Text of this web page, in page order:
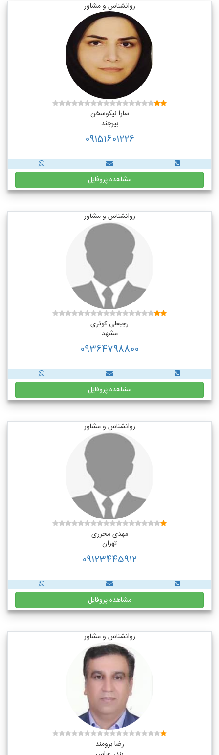
روانشناس و مشاور
سارا نیکوسخن
بیرجند
09151601226
مشاهده پروفایل
روانشناس و مشاور
رجبعلی کوثری
مشهد
09364798800
مشاهده پروفایل
روانشناس و مشاور
مهدی محرری
تهران
09123445912
مشاهده پروفایل
روانشناس و مشاور
رضا برومند